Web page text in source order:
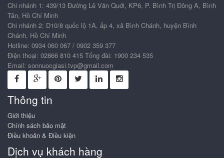
Chi nhánh 1: 439/13 Đường Lê Văn Quới, KP6, P. Bình Trị Đông A, Bình
Tân, Hồ Chí Minh
Chi nhánh 2: D10/8 quốc lộ 1A, ấp 4, xã Bình Chánh, huyện Bình
Chánh, Hồ Chí Minh
Hotline: 0934 060 067 / 0902 359 377
Điện thoại: 02866 810 415 Tổng đài: 1900 234 535
Email: sonnuocgiasi.tvp@gmail.com
Thông tin
Giới thiệu
Chính sách bảo mật
Điều khoản & Điều kiện
Dịch vụ khách hàng